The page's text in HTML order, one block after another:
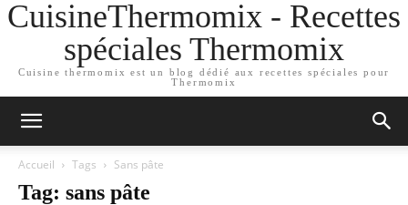
CuisineThermomix - Recettes
spéciales Thermomix
Cuisine thermomix est un blog dédié aux recettes spéciales pour
Thermomix
Accueil Tags Sans pâte
Tag: sans pâte